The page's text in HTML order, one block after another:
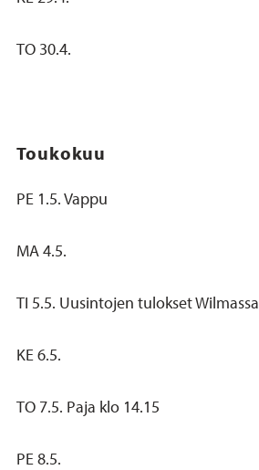
TO 30.4.
Toukokuu
PE 1.5. Vappu
MA 4.5.
TI 5.5. Uusintojen tulokset Wilmassa
KE 6.5.
TO 7.5. Paja klo 14.15
PE 8.5.